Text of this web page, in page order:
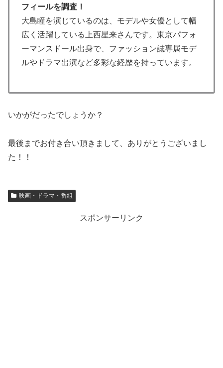
フィールを調査！
大島瞳を演じているのは、モデルや女優として幅
広く活躍している上西星来さんです。東京パフォ
ーマンスドール出身で、ファッション誌専属モデ
ルやドラマ出演など多彩な経歴を持っています。
いかがだったでしょうか？
最後までお付き合い頂きまして、ありがとうございまし
た！！
映画・ドラマ・番組
スポンサーリンク